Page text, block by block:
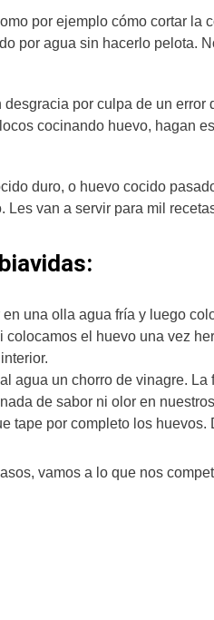
por ejemplo cómo cortar la
por agua sin hacerlo pelota.
por culpa de un
cocinando huevo, hagan
duro, o huevo cocido
van a servir para mil
una olla agua fría y luego
el huevo una vez
agua un chorro de vinagre.
de sabor ni olor en
tape por completo los
vamos a lo que nos